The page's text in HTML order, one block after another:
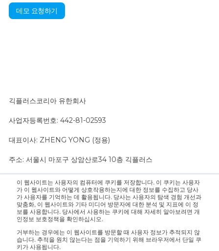
이 웹사이트는 사용자의 컴퓨터에 쿠키를 저장합니다. 이 쿠키는 사용자
가 이 웹사이트와 어떻게 상호작용하는지에 대한 정보를 수집하고 당사
가 사용자를 기억하는 데 활용됩니다. 당사는 사용자의 탐색 경험 개선과
맞춤화, 이 웹사이트와 기타 미디어 방문자에 대한 분석 및 지표에 이 정
보를 사용합니다. 당사에서 사용하는 쿠키에 대해 자세히 알아보려면 개
인정보 보호정책을 확인하십시오.
거부하는 경우에는 이 웹사이트를 방문할 때 사용자 정보가 추적되지 않
습니다. 추적을 원치 않는다는 점을 기억하기 위해 브라우저에서 단일 쿠
키가 사용됩니다.
데모 요청하기
긱플러스코리아 유한회사
사업자등록번호: 442-81-02593
대표이사: ZHENG YONG (정용)
주소: 서울시 마포구 상암산로34 10층 긱플러스
문의 사항은 영업팀으로 연락 주십시오.:sales@geekplus.com. 홍
보 관련 문의는 홍보팀으로 연락 바랍니다.:pr@geekplus.com
Copyright © 2026 Geekplus Technology Co., Ltd. All rights
reserved.